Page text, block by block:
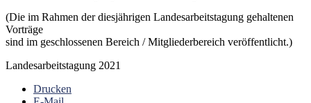
(Die im Rahmen der diesjährigen Landesarbeitstagung gehaltenen
Vorträge
sind im geschlossenen Bereich / Mitgliederbereich veröffentlicht.)
Landesarbeitstagung 2021
Drucken